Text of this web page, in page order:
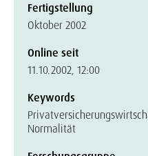
Fertigstellung
Oktober 2002
Online seit
11.10.2002, 12:00
Keywords
Normalität